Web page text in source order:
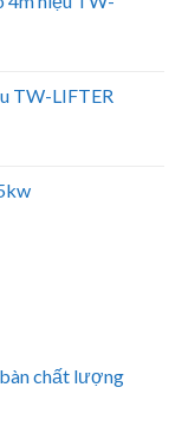
TW-LIFTER
chất lượng